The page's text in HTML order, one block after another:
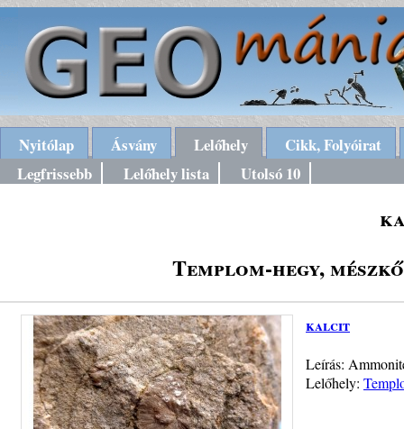
Nyitólap Ásvány Lelőhely
Cikk, Folyóirat
Legfrissebb
Lelőhely lista Utolsó 10
Templom-hegy,
kalcit
Leírás:
Lelőhely: